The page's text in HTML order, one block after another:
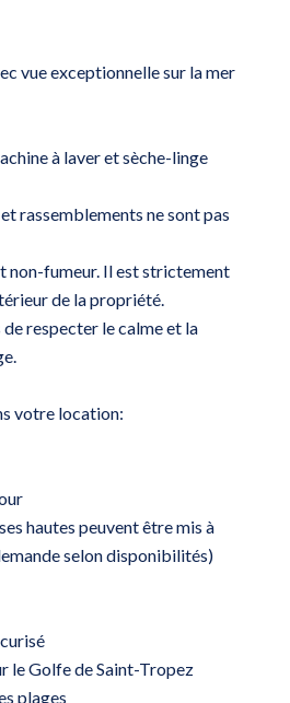
vue exceptionnelle sur la mer
à laver et sèche-linge
rassemblements ne sont pas
non-fumeur. Il est strictement
de la propriété.
respecter le calme et la
votre location:
hautes peuvent être mis à
selon disponibilités)
le Golfe de Saint-Tropez
plages